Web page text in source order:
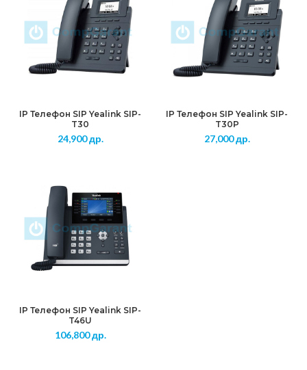
IP Телефон SIP Yealink SIP-
T30
24,900др.
IP Телефон SIP Yealink SIP-
T30P
27,000др.
IP Телефон SIP Yealink SIP-
T46U
106,800др.